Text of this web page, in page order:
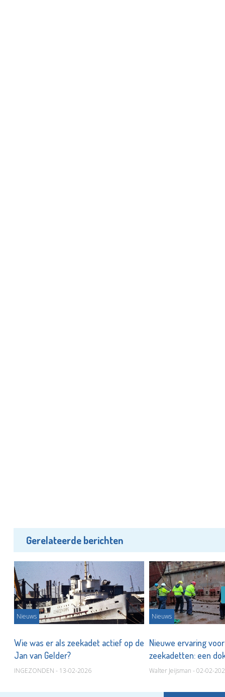
Gerelateerde berichten
Nieuws
Wie was er als zeekadet actief op de
Jan van Gelder?
INGEZONDEN - 13-02-2026
Nieuws
Nieuwe ervaring
zeekadetten: een
Walter Jeijsman - 02-02-